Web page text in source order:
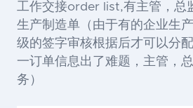
工作交接order list,有主管，总
生产制造单（由于有的企业生
级的签字审核根据后才可以分
一订单信息出了难题，主管，
务）